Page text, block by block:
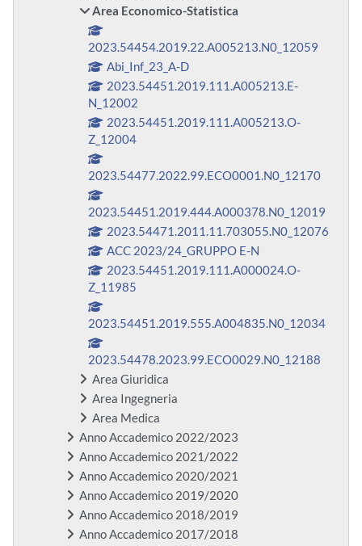
Area Economico-Statistica
2023.54454.2019.22.A005213.N0_12059
Abi_Inf_23_A-D
2023.54451.2019.111.A005213.E-
N_12002
2023.54451.2019.111.A005213.O-
Z_12004
2023.54477.2022.99.ECO0001.N0_12170
2023.54451.2019.444.A000378.N0_12019
2023.54471.2011.11.703055.N0_12076
ACC 2023/24_GRUPPO E-N
2023.54451.2019.111.A000024.O-
Z_11985
2023.54451.2019.555.A004835.N0_12034
2023.54478.2023.99.ECO0029.N0_12188
Area Giuridica
Area Ingegneria
Area Medica
Anno Accademico 2022/2023
Anno Accademico 2021/2022
Anno Accademico 2020/2021
Anno Accademico 2019/2020
Anno Accademico 2018/2019
Anno Accademico 2017/2018